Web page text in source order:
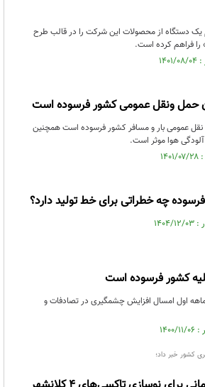
یک دستگاه از محصولات این شرکت را در قالب طرح
را فراهم کرده است.
حمل و نقل عمومی بار و مسافر کشور فرسوده است همچنین
هوا موثر است.
چه خطراتی برای خط تولید دارد؟
هادیانفر اعلام کرد در ۹ ماهه اول امسال افزایش چشمگیری در تصادفات و
کشور خبر داد؛